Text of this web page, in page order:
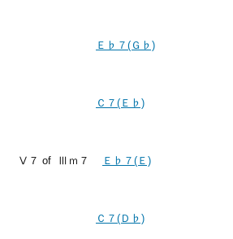
Ｅ♭７(Ｇ♭)
Ｃ７(Ｅ♭)
Ⅴ７ of Ⅲｍ７ Ｅ♭７(Ｅ)
Ｃ７(Ｄ♭)